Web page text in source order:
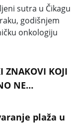
sutra u Čikagu
godišnjem
onkologiju
ZNAKOVI KOJI
NE
plaža u